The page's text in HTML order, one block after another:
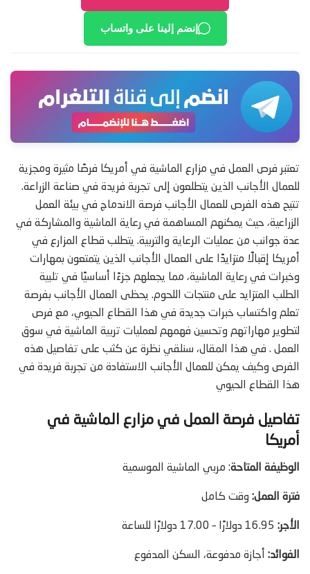
إنضم إلينا على واتساب
تعتبر فرص العمل في مزارع الماشية في أمريكا فرصًا مثيرة ومجزية
للعمال الأجانب الذين يتطلعون إلى تجربة فريدة في صناعة الزراعة.
تتيح هذه الفرص للعمال الأجانب فرصة الاندماج في بيئة العمل
الزراعية، حيث يمكنهم المساهمة في رعاية الماشية والمشاركة في
عدة جوانب من عمليات الرعاية والتربية. يتطلب قطاع المزارع في
أمريكا إقبالًا متزايدًا على العمال الأجانب الذين يتمتعون بمهارات
وخبرات في رعاية الماشية، مما يجعلهم جزءًا أساسيًا في تلبية
الطلب المتزايد على منتجات اللحوم. يحظى العمال الأجانب بفرصة
تعلم واكتساب خبرات جديدة في هذا القطاع الحيوي، مع فرص
لتطوير مهاراتهم وتحسين فهمهم لعمليات تربية الماشية في سوق
العمل . في هذا المقال، سنلقي نظرة عن كثب على تفاصيل هذه
الفرص وكيف يمكن للعمال الأجانب الاستفادة من تجربة فريدة في
هذا القطاع الحيوي
تفاصيل فرصة العمل في مزارع الماشية في
أمريكا
الوظيفة المتاحة: مربي الماشية الموسمية
فترة العمل: وقت كامل
الأجر:
الفوائد: أجازة مدفوعة، السكن المدفوع